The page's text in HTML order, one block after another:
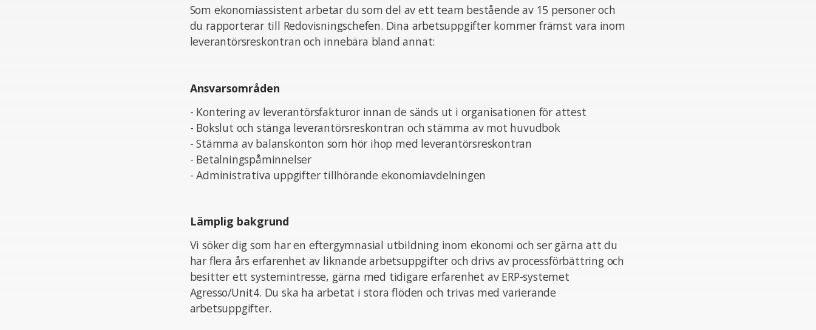
Som ekonomiassistent arbetar du som del av ett team bestående av 15 personer och
du rapporterar till Redovisningschefen. Dina arbetsuppgifter kommer främst vara inom
leverantörsreskontran och innebära bland annat:
Ansvarsområden
- Kontering av leverantörsfakturor innan de sänds ut i organisationen för attest
- Bokslut och stänga leverantörsreskontran och stämma av mot huvudbok
- Stämma av balanskonton som hör ihop med leverantörsreskontran
- Betalningspåminnelser
- Administrativa uppgifter tillhörande ekonomiavdelningen
Lämplig bakgrund
Vi söker dig som har en eftergymnasial utbildning inom ekonomi och ser gärna att du
har flera års erfarenhet av liknande arbetsuppgifter och drivs av processförbättring och
besitter ett systemintresse, gärna med tidigare erfarenhet av ERP-systemet
Agresso/Unit4. Du ska ha arbetat i stora flöden och trivas med varierande
arbetsuppgifter.